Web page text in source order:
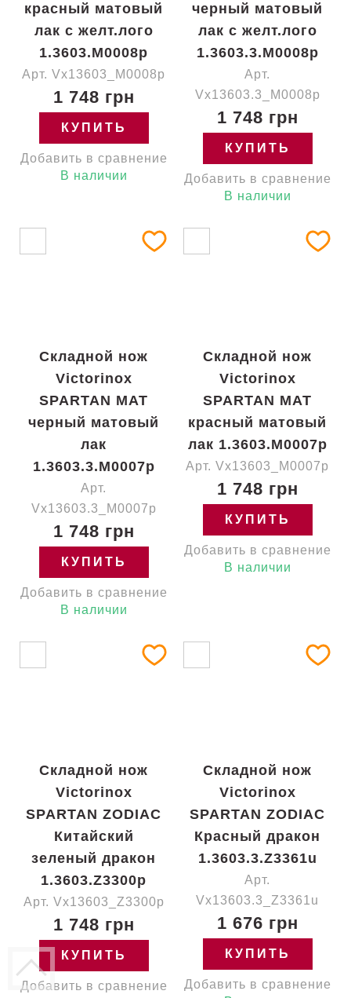
красный матовый
лак с желт.лого
1.3603.M0008p
Арт. Vx13603_M0008p
1 748 грн
КУПИТЬ
Добавить в сравнение
В наличии
черный матовый
лак с желт.лого
1.3603.3.M0008p
Арт.
Vx13603.3_M0008p
1 748 грн
КУПИТЬ
Добавить в сравнение
В наличии
Складной нож
Victorinox
SPARTAN MAT
черный матовый
лак
1.3603.3.M0007p
Арт.
Vx13603.3_M0007p
1 748 грн
КУПИТЬ
Добавить в сравнение
В наличии
Складной нож
Victorinox
SPARTAN MAT
красный матовый
лак 1.3603.M0007p
Арт. Vx13603_M0007p
1 748 грн
КУПИТЬ
Добавить в сравнение
В наличии
Складной нож
Victorinox
SPARTAN ZODIAC
Китайский
зеленый дракон
1.3603.Z3300p
Арт. Vx13603_Z3300p
1 748 грн
КУПИТЬ
Добавить в сравнение
Складной нож
Victorinox
SPARTAN ZODIAC
Красный дракон
1.3603.3.Z3361u
Арт.
Vx13603.3_Z3361u
1 676 грн
КУПИТЬ
Добавить в сравнение